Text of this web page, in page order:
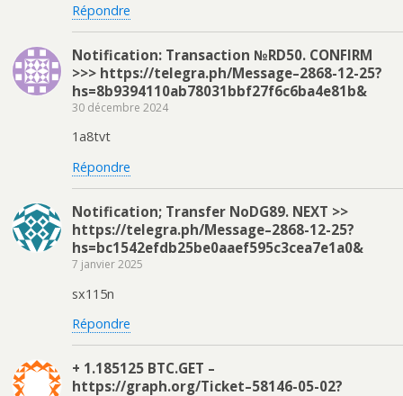
Répondre
Notification: Transaction №RD50. CONFIRM
>>> https://telegra.ph/Message–2868-12-25?
hs=8b9394110ab78031bbf27f6c6ba4e81b&
30 décembre 2024
1a8tvt
Répondre
Notification; Transfer NoDG89. NEXT >>
https://telegra.ph/Message–2868-12-25?
hs=bc1542efdb25be0aaef595c3cea7e1a0&
7 janvier 2025
sx115n
Répondre
+ 1.185125 BTC.GET –
https://graph.org/Ticket–58146-05-02?